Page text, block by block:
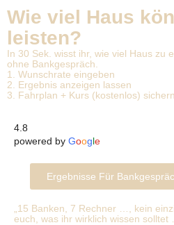
Wie viel Haus
leisten?
In 30 Sek. wisst ihr, wie viel Haus zu
ohne Bankgespräch.
1. Wunschrate eingeben
2. Ergebnis anzeigen lassen
3. Fahrplan + Kurs (kostenlos) sichern
4.8
powered by Google
Ergebnisse Für
„15 Banken, 7 Rechner …, kein
euch, was ihr wirklich wissen solltet